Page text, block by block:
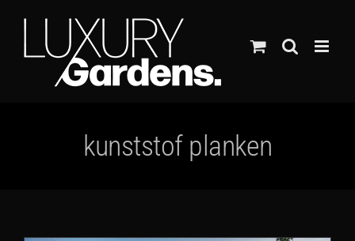
inhoud
kunststof planken